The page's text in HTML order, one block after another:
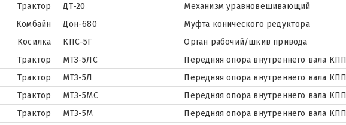
Трактор
ДТ-20
Механизм уравновешивающий
Комбайн
Дон-680
Муфта конического редуктора
Косилка
КПС-5Г
Орган рабочий/шкив привода
Трактор
МТЗ-5ЛС
Передняя опора внутреннего вала КПП
Трактор
МТЗ-5Л
Передняя опора внутреннего вала КПП
Трактор
МТЗ-5МС
Передняя опора внутреннего вала КПП
Трактор
МТЗ-5М
Передняя опора внутреннего вала КПП